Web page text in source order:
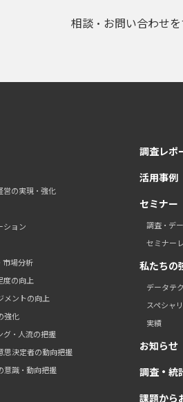
相談・お問い合わせ
営の実現・強化
ション
市場分析
度の向上
メントの向上
強化
グ・人流の把握
思決定者の動向把握
意識・動向把握
調査レポ
活用事例
セミナー
調査・デ
セミナー
私たちの
データテ
スペシャ
実績
お知らせ
調査・統
課題から